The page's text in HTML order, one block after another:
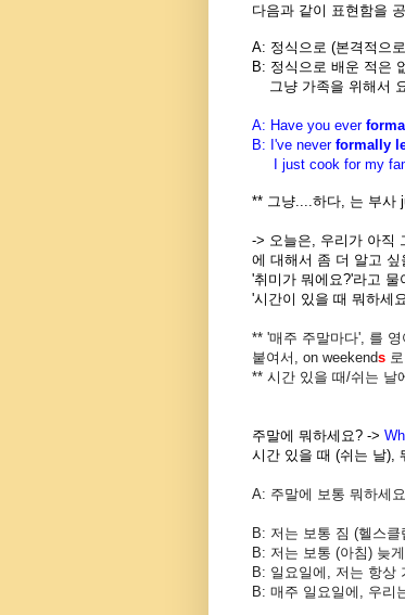
다음과 같이 표현함을
A: 정식으로 (본격적으
B: 정식으로 배운 적은
그냥 가족을 위해서
A: Have you ever
B: I've never formally
I just cook for my
** 그냥....하다, 는 부사
-> 오늘은, 우리가 아직
에 대해서 좀 더 알고
'취미가 뭐에요?'라고
'시간이 있을 때 뭐하세
** '매주 주말마다', 를 영
붙여서, on weekends
** 시간 있을 때/쉬는 날
주말에 뭐하세요? ->
시간 있을 때 (쉬는 날),
A: 주말에 보통 뭐하세
B: 저는 보통 짐 (헬스클
B: 저는 보통 (아침) 늦
B: 일요일에, 저는 항상
B: 매주 일요일에, 우리